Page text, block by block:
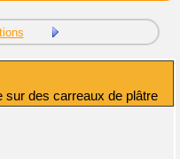
sur des carreaux de plâtre